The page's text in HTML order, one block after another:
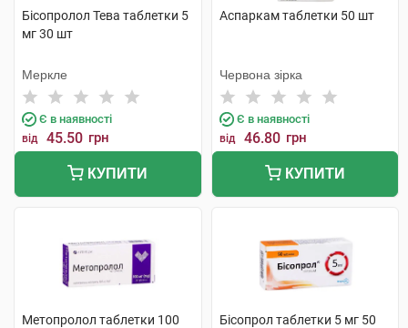
Бісопролол Тева таблетки 5
мг 30 шт
Меркле
Є в наявності
від 45.50 грн
КУПИТИ
Аспаркам таблетки 50 шт
Червона зірка
Є в наявності
від 46.80 грн
КУПИТИ
Метопролол таблетки 100
Бісопрол таблетки 5 мг 50